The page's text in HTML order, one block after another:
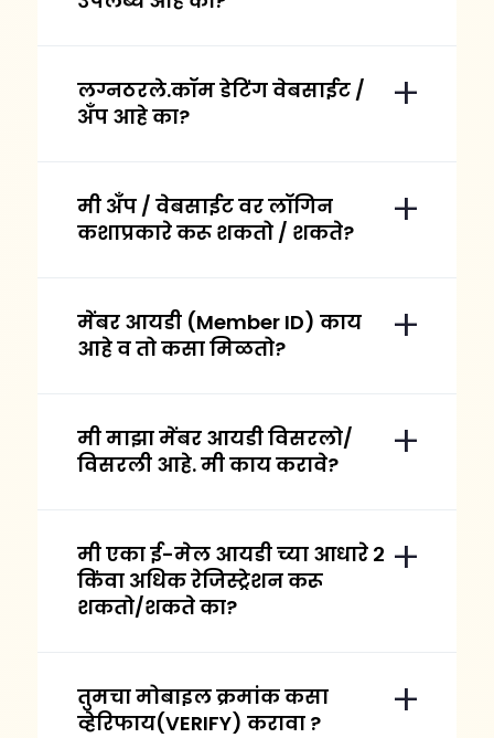
लग्नठरले.कॉम डेटिंग वेबसाईट /
अँप आहे का?
मी अँप / वेबसाईट वर लॉगिन
कशाप्रकारे करू शकतो / शकते?
मेंबर आयडी (Member ID) काय
आहे व तो कसा मिळतो?
मी माझा मेंबर आयडी विसरलो/
विसरली आहे. मी काय करावे?
मी एका ई-मेल आयडी च्या आधारे २
किंवा अधिक रेजिस्ट्रेशन करू
शकतो/शकते का?
तुमचा मोबाइल क्रमांक कसा
व्हेरिफाय(VERIFY) करावा ?